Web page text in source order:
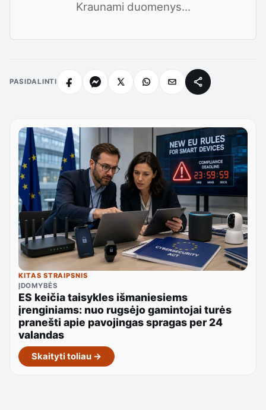
Kraunami duomenys...
PASIDALINTI
KITAS STRAIPSNIS
ĮDOMYBĖS
ES keičia taisykles išmaniesiems
įrenginiams: nuo rugsėjo gamintojai turės
pranešti apie pavojingas spragas per 24
valandas
Skaityti toliau →